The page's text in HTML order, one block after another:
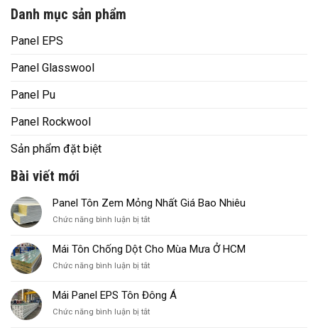
Danh mục sản phẩm
Panel EPS
Panel Glasswool
Panel Pu
Panel Rockwool
Sản phẩm đặt biệt
Bài viết mới
Panel Tôn Zem Mỏng Nhất Giá Bao Nhiêu
Chức năng bình luận bị tắtở
Tôn
Zem
Mỏng
Giá
Bao
Nhiêu
Mái Tôn Chống Dột Cho Mùa Mưa Ở HCM
Chức năng bình luận bị tắtở
Tôn
Chống
Dột
Mái Panel EPS Tôn Đông Á
Chức năng bình luận bị tắtở